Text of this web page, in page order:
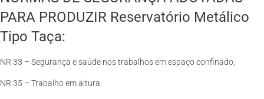
PARA PRODUZIR Reservatório Metálico
Tipo Taça:
NR 33 – Segurança e saúde nos trabalhos em espaço confinado;
NR 35 – Trabalho em altura.